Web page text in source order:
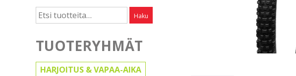
Etsi: Haku
TUOTERYHMÄT
HARJOITUS & VAPAA-AIKA